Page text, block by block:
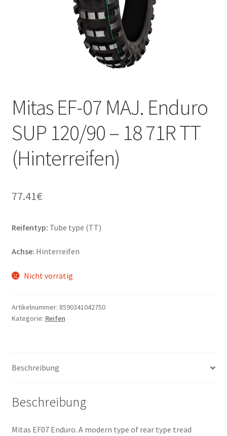
Mitas EF-07 MAJ. Enduro
SUP 120/90 – 18 71R TT
(Hinterreifen)
77.41€
Reifentyp: Tube type (TT)
Achse: Hinterreifen
Nicht vorrätig
Artikelnummer: 8590341042750
Kategorie: Reifen
Beschreibung
Beschreibung
Mitas EF07 Enduro. A modern type of rear type tread